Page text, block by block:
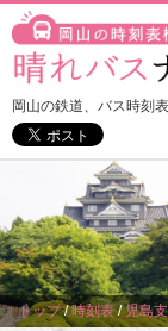
岡山の鉄道、バス時刻
トップ/時刻表/児島